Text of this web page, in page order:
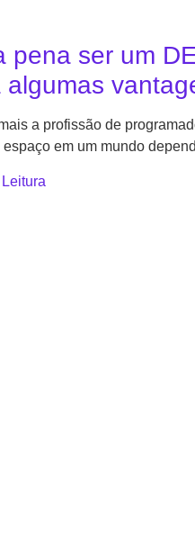
pena ser um
algumas
a profissão de
em um mundo